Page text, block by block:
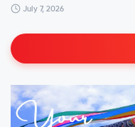
July 7, 2026